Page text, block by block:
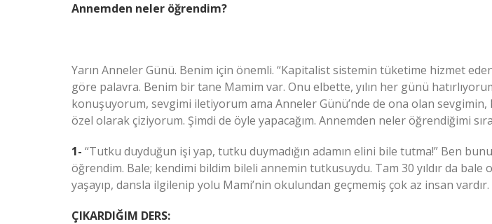
Annemden neler öğrendim?
Yarın Anneler Günü. Benim için önemli. “Kapitalist sistemin tüketime hizmet
göre palavra. Benim bir tane Mamim var. Onu elbette, yılın her günü
konuşuyorum, sevgimi iletiyorum ama Anneler Günü’nde de ona olan sevgimin,
özel olarak çiziyorum. Şimdi de öyle yapacağım. Annemden neler öğrendiğimi
1- “Tutku duyduğun işi yap, tutku duymadığın adamın elini bile tutma!” Ben
öğrendim. Bale; kendimi bildim bileli annemin tutkusuydu. Tam 30 yıldır da bale
yaşayıp, dansla ilgilenip yolu Mami’nin okulundan geçmemiş çok az insan vardır.
ÇIKARDIĞIM DERS: